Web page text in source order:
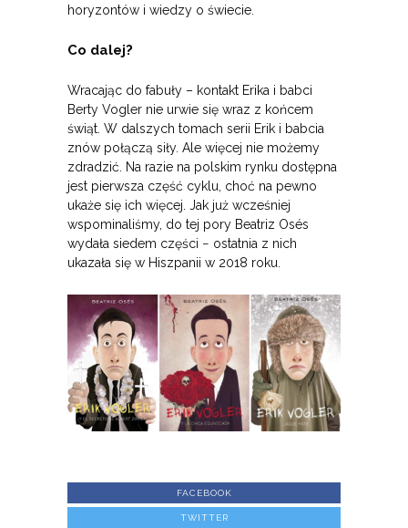
horyzontów i wiedzy o świecie.
Co dalej?
Wracając do fabuły – kontakt Erika i babci
Berty Vogler nie urwie się wraz z końcem
świąt. W dalszych tomach serii Erik i babcia
znów połączą siły. Ale więcej nie możemy
zdradzić. Na razie na polskim rynku dostępna
jest pierwsza część cyklu, choć na pewno
ukaże się ich więcej. Jak już wcześniej
wspominaliśmy, do tej pory Beatriz Osés
wydała siedem części − ostatnia z nich
ukazała się w Hiszpanii w 2018 roku.
FACEBOOK
TWITTER